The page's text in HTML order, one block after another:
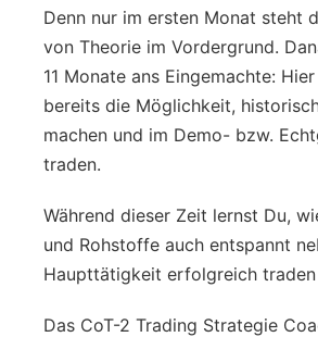
Denn nur im ersten Monat steht
von Theorie im Vordergrund.
11 Monate ans Eingemachte:
bereits die Möglichkeit,
machen und im Demo- bzw.
traden.
Während dieser Zeit lernst Du,
und Rohstoffe auch entspannt
Haupttätigkeit erfolgreich traden
Das CoT-2 Trading Strategie